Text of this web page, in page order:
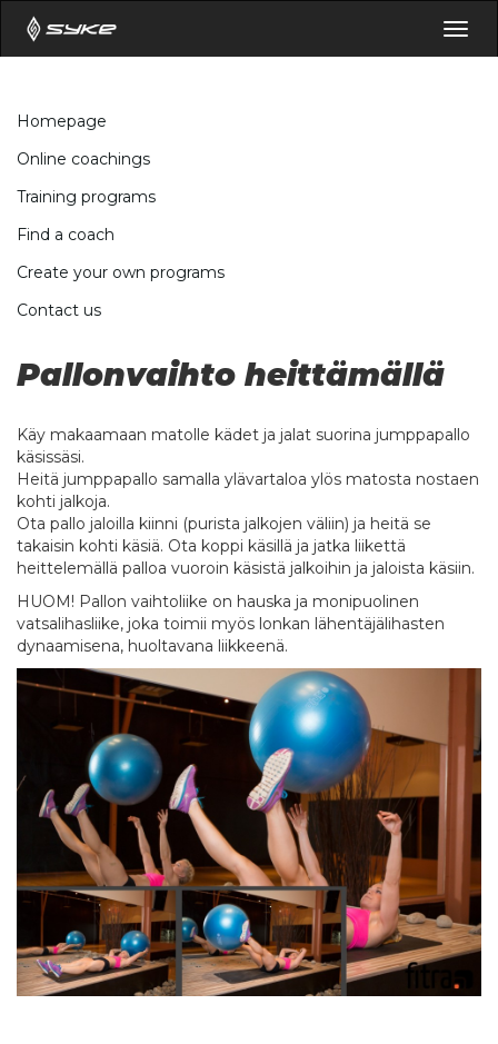
Homepage
Online coachings
Training programs
Find a coach
Create your own programs
Contact us
Pallonvaihto heittämällä
Käy makaamaan matolle kädet ja jalat suorina jumppapallo
käsissäsi.
Heitä jumppapallo samalla ylävartaloa ylös matosta nostaen
kohti jalkoja.
Ota pallo jaloilla kiinni (purista jalkojen väliin) ja heitä se
takaisin kohti käsiä. Ota koppi käsillä ja jatka liikettä
heittelemällä palloa vuoroin käsistä jalkoihin ja jaloista käsiin.
HUOM! Pallon vaihtoliike on hauska ja monipuolinen
vatsalihasliike, joka toimii myös lonkan lähentäjälihasten
dynaamisena, huoltavana liikkeenä.